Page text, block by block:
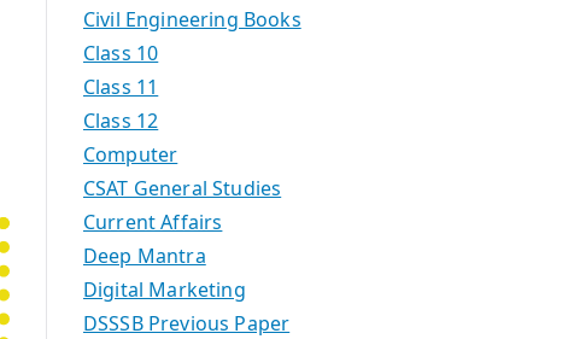
Civil Engineering Books
Class 10
Class 11
Class 12
Computer
CSAT General Studies
Current Affairs
Deep Mantra
Digital Marketing
DSSSB Previous Paper